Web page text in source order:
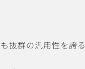
抜群の汎用性を誇る